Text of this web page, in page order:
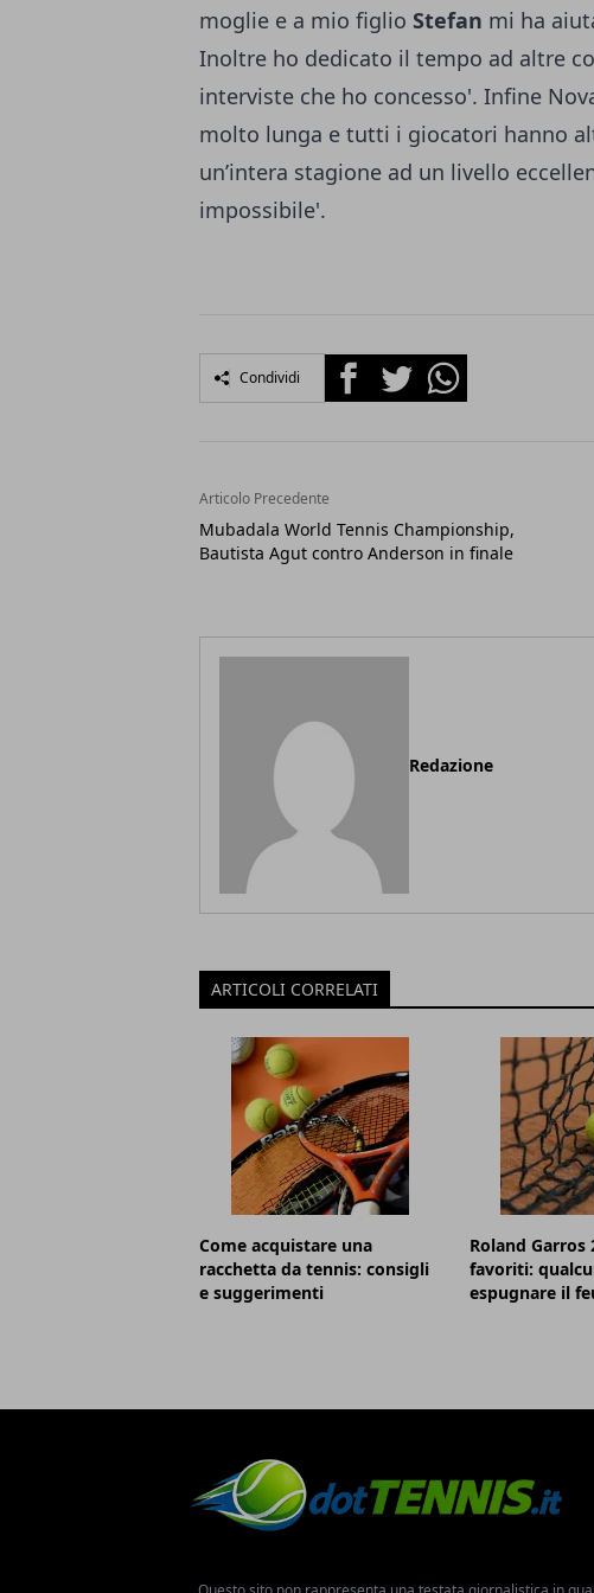
moglie e a mio figlio Stefan mi ha
Inoltre ho dedicato il tempo ad altre
interviste che ho concesso'. Infine
molto lunga e tutti i giocatori hanno
un’intera stagione ad un livello
impossibile'.
Condividi FacebookTwitterWhatsapp
Articolo Precedente
Mubadala World Tennis Championship,
Bautista Agut contro Anderson in finale
Redazione
ARTICOLI CORRELATI
Come acquistare una
racchetta da tennis: consigli
e suggerimenti
Roland Garros
favoriti:
espugnare il